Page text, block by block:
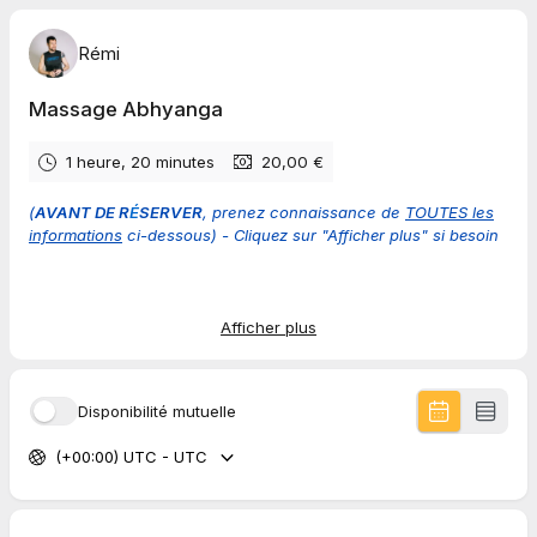
Rémi
Massage Abhyanga
1 heure, 20 minutes 20,00 €
(AVANT DE RÉSERVER, prenez connaissance de TOUTES les
informations ci-dessous) - Cliquez sur "Afficher plus" si besoin
"Je viens les mains dans les poches" = 75€
Afficher plus
Disponibilité mutuelle
(+00:00) UTC - UTC